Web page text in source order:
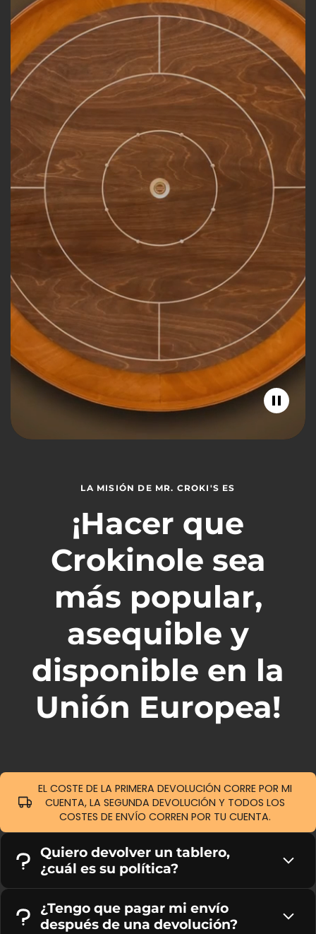
LA MISIÓN DE MR. CROKI'S ES
¡Hacer que
Crokinole sea
más popular,
asequible y
disponible en la
Unión Europea!
EL COSTE DE LA PRIMERA DEVOLUCIÓN CORRE POR MI
CUENTA, LA SEGUNDA DEVOLUCIÓN Y TODOS LOS
COSTES DE ENVÍO CORREN POR TU CUENTA.
Quiero devolver un tablero,
¿cuál es su política?
¿Tengo que pagar mi envío
después de una devolución?